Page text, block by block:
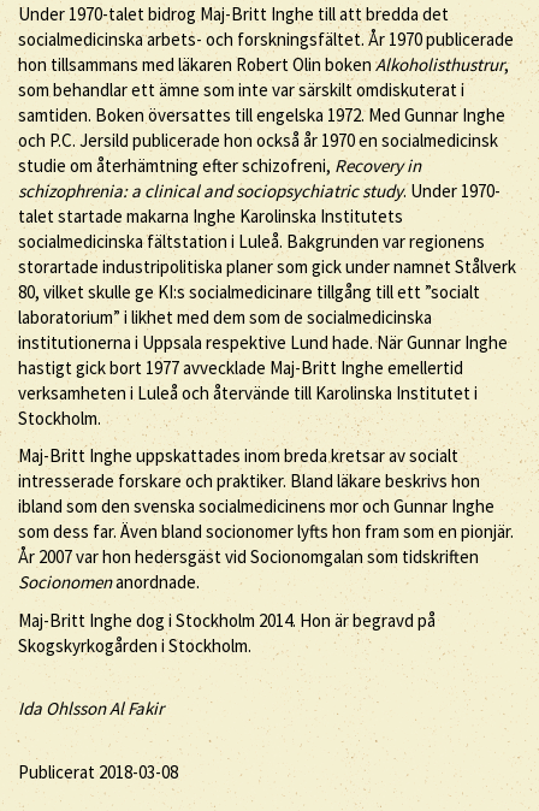
Under 1970-talet bidrog Maj-Britt Inghe till att bredda det
socialmedicinska arbets- och forskningsfältet. År 1970 publicerade
hon tillsammans med läkaren Robert Olin boken Alkoholisthustrur,
som behandlar ett ämne som inte var särskilt omdiskuterat i
samtiden. Boken översattes till engelska 1972. Med Gunnar Inghe
och P.C. Jersild publicerade hon också år 1970 en socialmedicinsk
studie om återhämtning efter schizofreni, Recovery in
schizophrenia: a clinical and sociopsychiatric study. Under 1970-
talet startade makarna Inghe Karolinska Institutets
socialmedicinska fältstation i Luleå. Bakgrunden var regionens
storartade industripolitiska planer som gick under namnet Stålverk
80, vilket skulle ge KI:s socialmedicinare tillgång till ett ”socialt
laboratorium” i likhet med dem som de socialmedicinska
institutionerna i Uppsala respektive Lund hade. När Gunnar Inghe
hastigt gick bort 1977 avvecklade Maj-Britt Inghe emellertid
verksamheten i Luleå och återvände till Karolinska Institutet i
Stockholm.
Maj-Britt Inghe uppskattades inom breda kretsar av socialt
intresserade forskare och praktiker. Bland läkare beskrivs hon
ibland som den svenska socialmedicinens mor och Gunnar Inghe
som dess far. Även bland socionomer lyfts hon fram som en pionjär.
År 2007 var hon hedersgäst vid Socionomgalan som tidskriften
Socionomenanordnade.
Maj-Britt Inghe dog i Stockholm 2014. Hon är begravd på
Skogskyrkogården i Stockholm.
Ida Ohlsson Al Fakir
Publicerat 2018-03-08